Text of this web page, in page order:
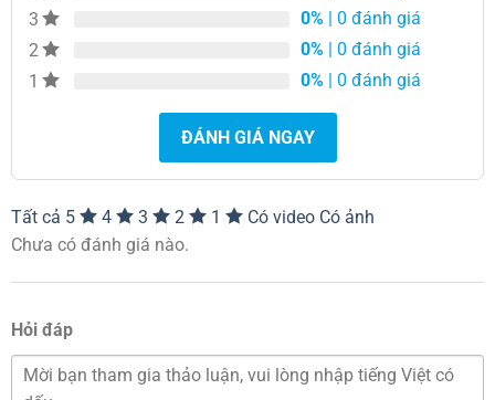
Góc Xoay: 360
Khoảng cách nâng lên hạ xuống: 250mm
Thành phần cấu Tạo: Hơp kim nhôm và sắt cao
Thương hiệu: North Bayou
3
0% | 0 đánh giá
2
0% | 0 đánh giá
1
0% | 0 đánh giá
ĐÁNH GIÁ NGAY
Tất cả 5 4 3 2 1 Có video Có ảnh
Chưa có đánh giá nào.
Hỏi đáp